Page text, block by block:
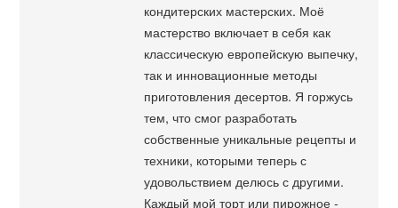
кондитерских мастерских. Моё
мастерство включает в себя как
классическую европейскую выпечку,
так и инновационные методы
приготовления десертов. Я горжусь
тем, что смог разработать
собственные уникальные рецепты и
техники, которыми теперь с
удовольствием делюсь с другими.
Каждый мой торт или пирожное -